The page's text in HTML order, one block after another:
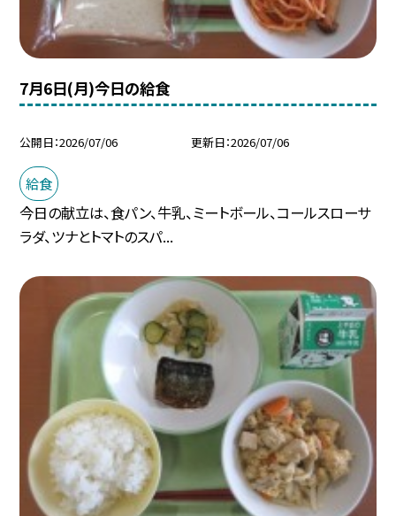
7月6日(月)今日の給食
公開日 2026/07/06 更新日 2026/07/06
給食
今日の献立は、食パン、牛乳、ミートボール、コールスローサ
ラダ、ツナとトマトのスパ...